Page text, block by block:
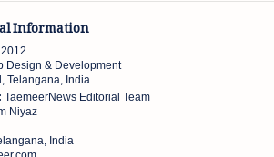
Information
Design & Development
Telangana, India
TaemeerNews Editorial Team
Niyaz
India